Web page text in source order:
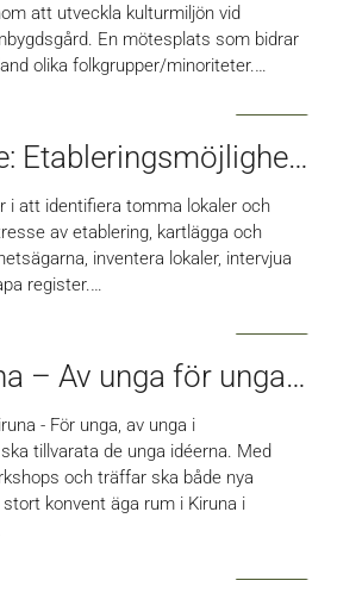
att utveckla kulturmiljön vid
En mötesplats som bidrar
olika folkgrupper/minoriteter.…
Förstudie: Etableringsmöjligheter i Övertorneå
i att identifiera tomma lokaler och
av etablering, kartlägga och
inventera lokaler, intervjua
register.…
ConKiruna – Av unga för unga i Kirunaområdet
- För unga, av unga i
tillvarata de unga idéerna. Med
och träffar ska både nya
konvent äga rum i Kiruna i